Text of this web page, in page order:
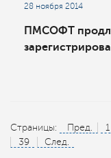
28 ноября 2014
ПМСОФТ
Страницы: Пред. 1
39
След.